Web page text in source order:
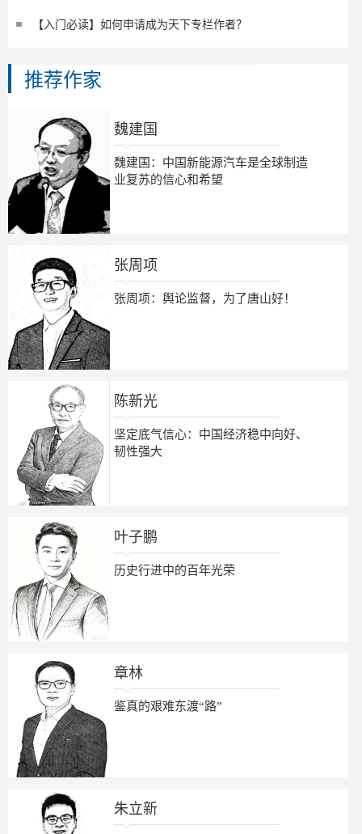
【入门必读】如何申请成为天下专栏作者？
推荐作家
魏建国
魏建国：中国新能源汽车是全球制造
业复苏的信心和希望
张周项
张周项：舆论监督，为了唐山好！
陈新光
坚定底气信心：中国经济稳中向好、
韧性强大
叶子鹏
历史行进中的百年光荣
章林
鉴真的艰难东渡“路”
朱立新